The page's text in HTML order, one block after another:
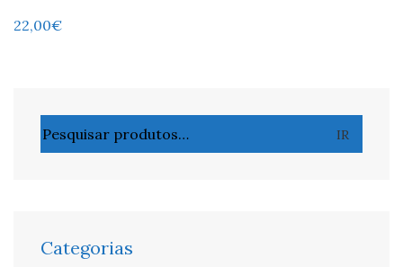
22,00€
por:
IR
Categorias